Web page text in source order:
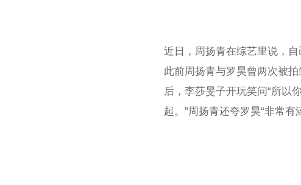
近日，周扬青在综艺里说，
此前周扬青与罗昊曾两次被
后，李莎旻子开玩笑问“所以
起。”周扬青还夸罗昊“非常有